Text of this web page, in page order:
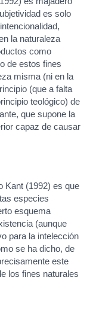
es solo
la naturaleza
como
de estos fines
misma (ni en la
(que a falta
teológico) de
que supone la
capaz de causar
Kant (1992) es que
especies
esquema
(aunque
para la intelección
se ha dicho, de
este
los fines naturales